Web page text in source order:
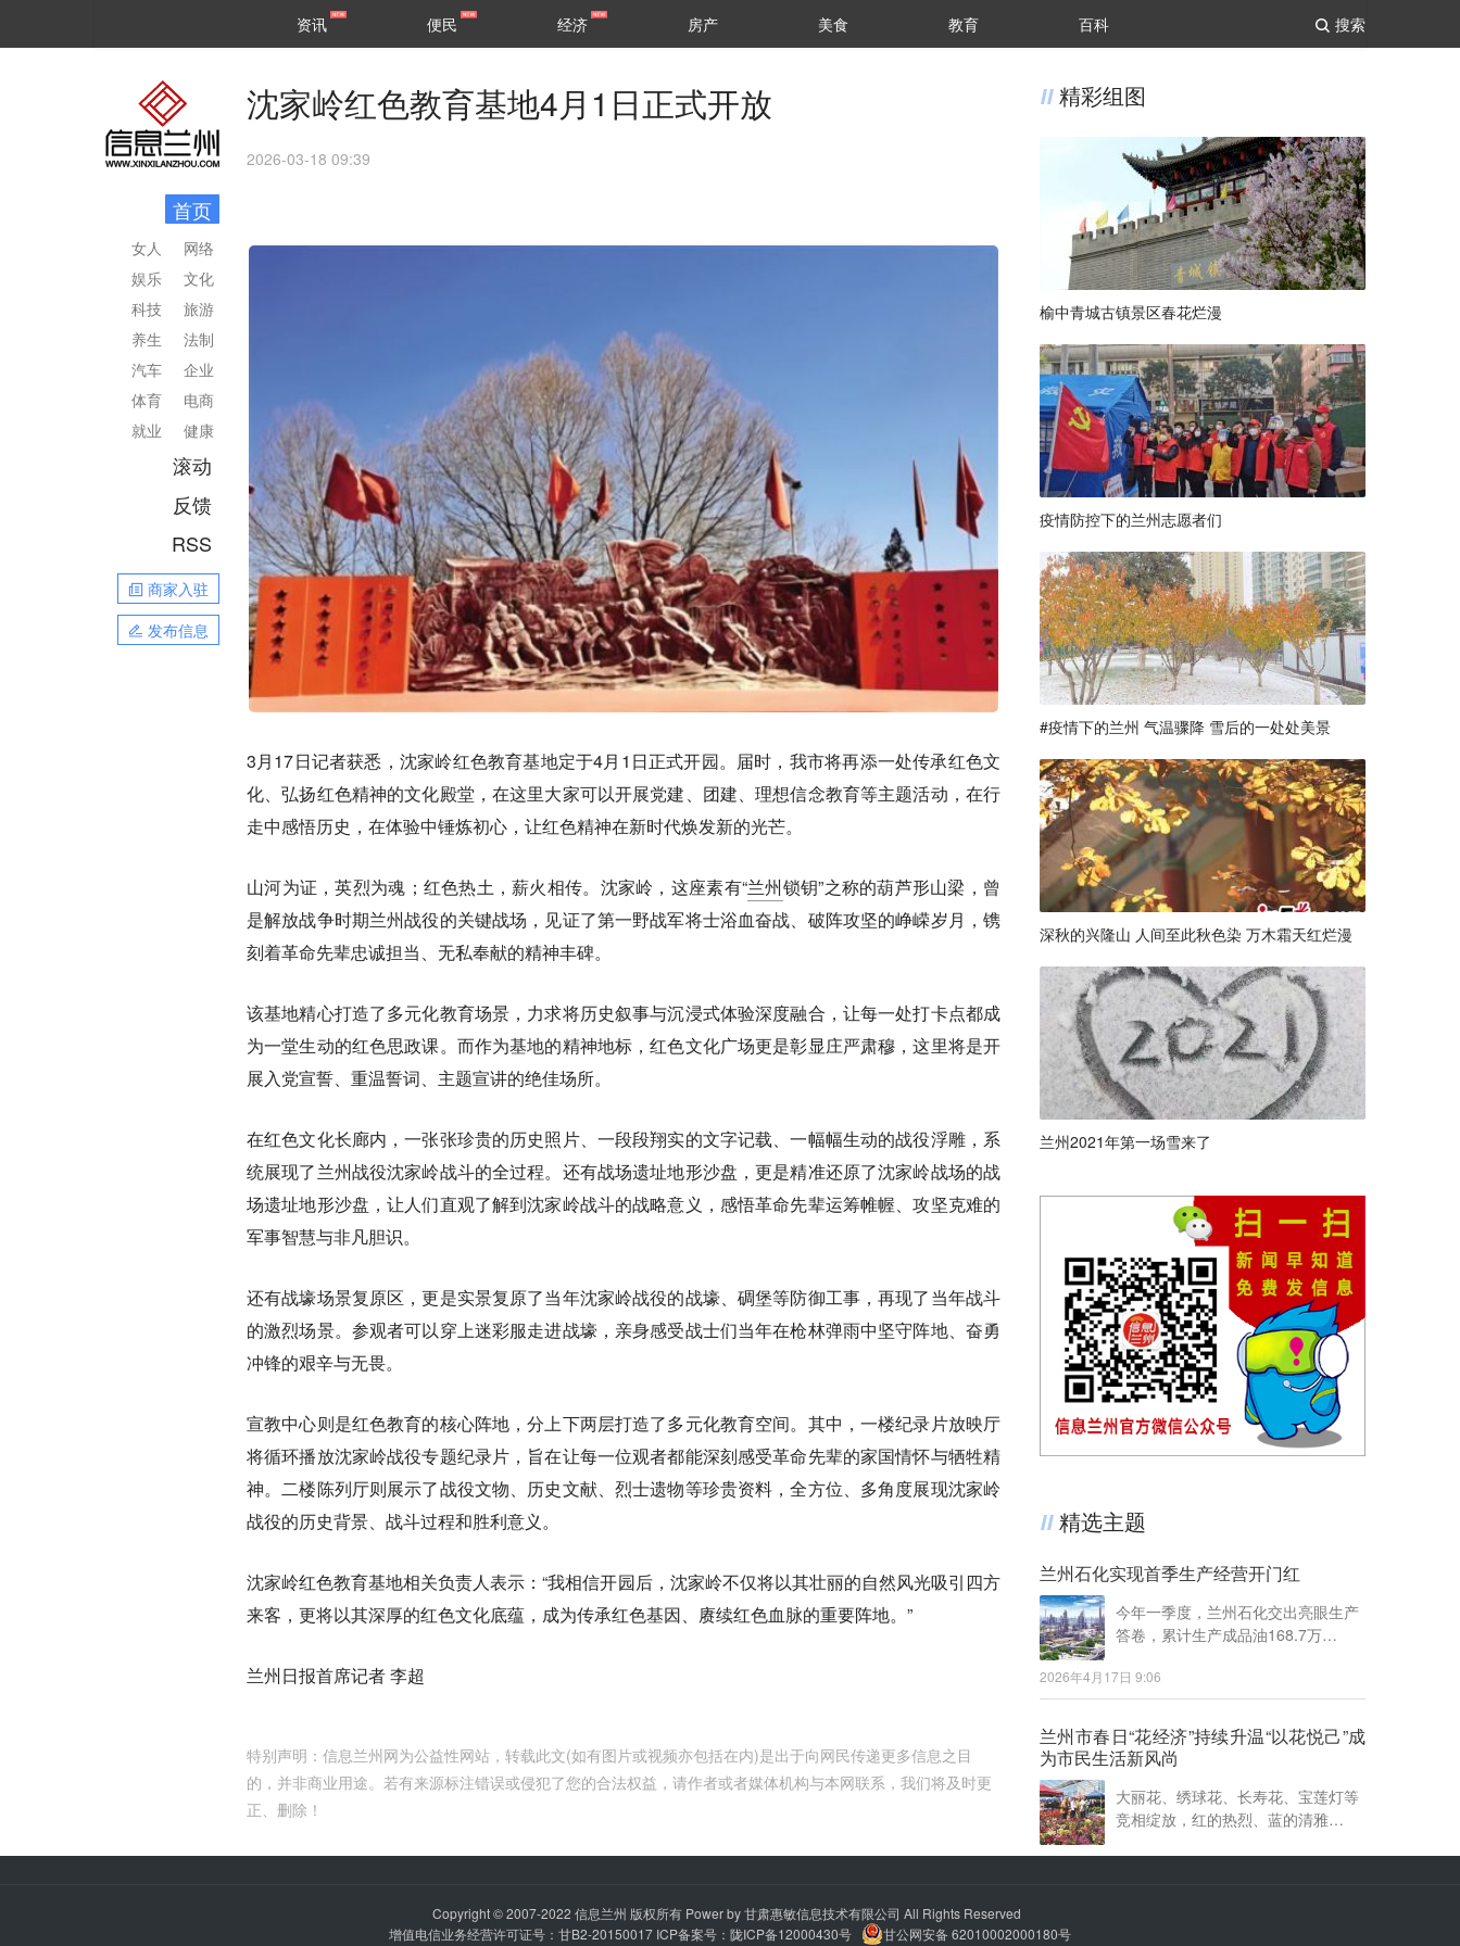
搜索
区县
资讯 便民 经济 房产 美食 教育 百科
首页
网络
文化
旅游
法制
企业
电商
健康
女人
娱乐
科技
养生
汽车
体育
就业
滚动
反馈
RSS
商家入驻
发布信息
沈家岭红色教育基地4月1日正式开放
2026-03-18 09:39
3月17日记者获悉，沈家岭红色教育基地定于4月1日正式开园。届时，我市将再添一处传承红色文
化、弘扬红色精神的文化殿堂，在这里大家可以开展党建、团建、理想信念教育等主题活动，在行
走中感悟历史，在体验中锤炼初心，让红色精神在新时代焕发新的光芒。
山河为证，英烈为魂；红色热土，薪火相传。沈家岭，这座素有“兰州锁钥”之称的葫芦形山梁，曾
是解放战争时期兰州战役的关键战场，见证了第一野战军将士浴血奋战、破阵攻坚的峥嵘岁月，镌
刻着革命先辈忠诚担当、无私奉献的精神丰碑。
该基地精心打造了多元化教育场景，力求将历史叙事与沉浸式体验深度融合，让每一处打卡点都成
为一堂生动的红色思政课。而作为基地的精神地标，红色文化广场更是彰显庄严肃穆，这里将是开
展入党宣誓、重温誓词、主题宣讲的绝佳场所。
在红色文化长廊内，一张张珍贵的历史照片、一段段翔实的文字记载、一幅幅生动的战役浮雕，系
统展现了兰州战役沈家岭战斗的全过程。还有战场遗址地形沙盘，更是精准还原了沈家岭战场的战
场遗址地形沙盘，让人们直观了解到沈家岭战斗的战略意义，感悟革命先辈运筹帷幄、攻坚克难的
军事智慧与非凡胆识。
还有战壕场景复原区，更是实景复原了当年沈家岭战役的战壕、碉堡等防御工事，再现了当年战斗
的激烈场景。参观者可以穿上迷彩服走进战壕，亲身感受战士们当年在枪林弹雨中坚守阵地、奋勇
冲锋的艰辛与无畏。
宣教中心则是红色教育的核心阵地，分上下两层打造了多元化教育空间。其中，一楼纪录片放映厅
将循环播放沈家岭战役专题纪录片，旨在让每一位观者都能深刻感受革命先辈的家国情怀与牺牲精
神。二楼陈列厅则展示了战役文物、历史文献、烈士遗物等珍贵资料，全方位、多角度展现沈家岭
战役的历史背景、战斗过程和胜利意义。
沈家岭红色教育基地相关负责人表示：“我相信开园后，沈家岭不仅将以其壮丽的自然风光吸引四方
来客，更将以其深厚的红色文化底蕴，成为传承红色基因、赓续红色血脉的重要阵地。”
兰州日报首席记者 李超
特别声明：信息兰州网为公益性网站，转载此文(如有图片或视频亦包括在内)是出于向网民传递更多信息之目
的，并非商业用途。若有来源标注错误或侵犯了您的合法权益，请作者或者媒体机构与本网联系，我们将及时更
正、删除！
精彩组图
榆中青城古镇景区春花烂漫
疫情防控下的兰州志愿者们
#疫情下的兰州 气温骤降 雪后的一处处美景
深秋的兴隆山 人间至此秋色染 万木霜天红烂漫
兰州2021年第一场雪来了
精选主题
兰州石化实现首季生产经营开门红
今年一季度，兰州石化交出亮眼生产
答卷，累计生产成品油168.7万…
2026年4月17日 9:06
兰州市春日“花经济”持续升温“以花悦己”成
为市民生活新风尚
大丽花、绣球花、长寿花、宝莲灯等
竞相绽放，红的热烈、蓝的清雅…
2026年3月17日 11:40
Copyright © 2007-2022 信息兰州 版权所有 Power by 甘肃惠敏信息技术有限公司 All Rights Reserved
增值电信业务经营许可证号：甘B2-20150017 ICP备案号： 陇ICP备12000430号
甘公网安备 62010002000180号